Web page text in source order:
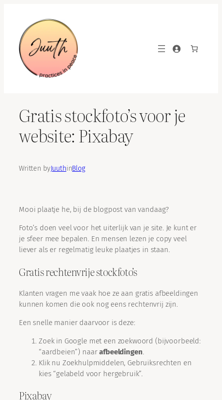
content
Gratis stockfoto’s voor je
website: Pixabay
Written byJuuthinBlog
Mooi plaatje he, bij de blogpost van vandaag?
Foto’s doen veel voor het uiterlijk van je site. Je kunt er
je sfeer mee bepalen. En mensen lezen je copy veel
liever als er regelmatig leuke plaatjes in staan.
Gratis rechtenvrije stockfoto’s
Klanten vragen me vaak hoe ze aan gratis afbeeldingen
kunnen komen die ook nog eens rechtenvrij zijn.
Een snelle manier daarvoor is deze:
Zoek in Google met een zoekwoord (bijvoorbeeld:
“aardbeien”) naarafbeeldingen.
Klik nu Zoekhulpmiddelen, Gebruiksrechten en
kies “gelabeld voor hergebruik”.
Pixabay